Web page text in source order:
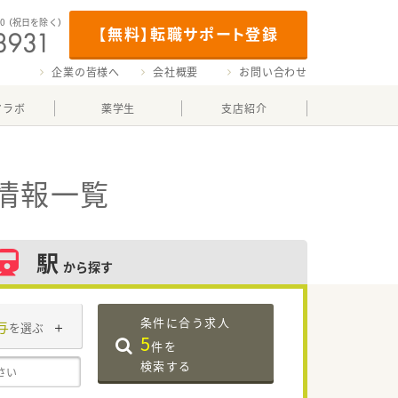
【無料】転職サポート登録
（祝日を除く）
企業の皆様へ 会社概要 お問い合わせ
ボ 薬学生 支店紹介
報一覧
駅 から探す
を選ぶ 条件に合う求人
5件を
検索する